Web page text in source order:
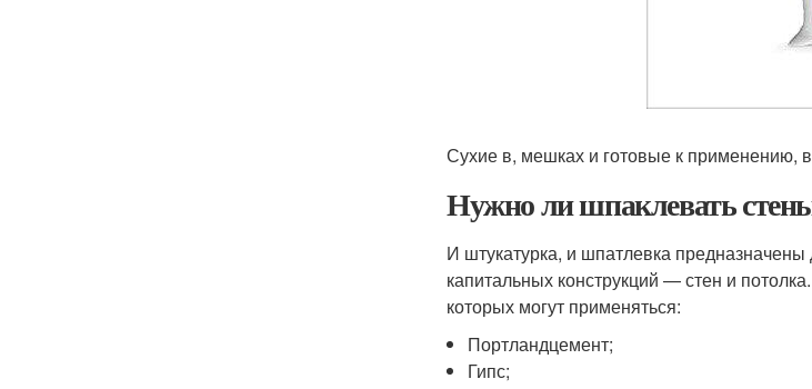
Сухие в, мешках и готовые к применению,
Нужно ли шпаклевать
И штукатурка, и шпатлевка
капитальных конструкций — стен и
которых могут применяться:
Портландцемент;
Гипс;